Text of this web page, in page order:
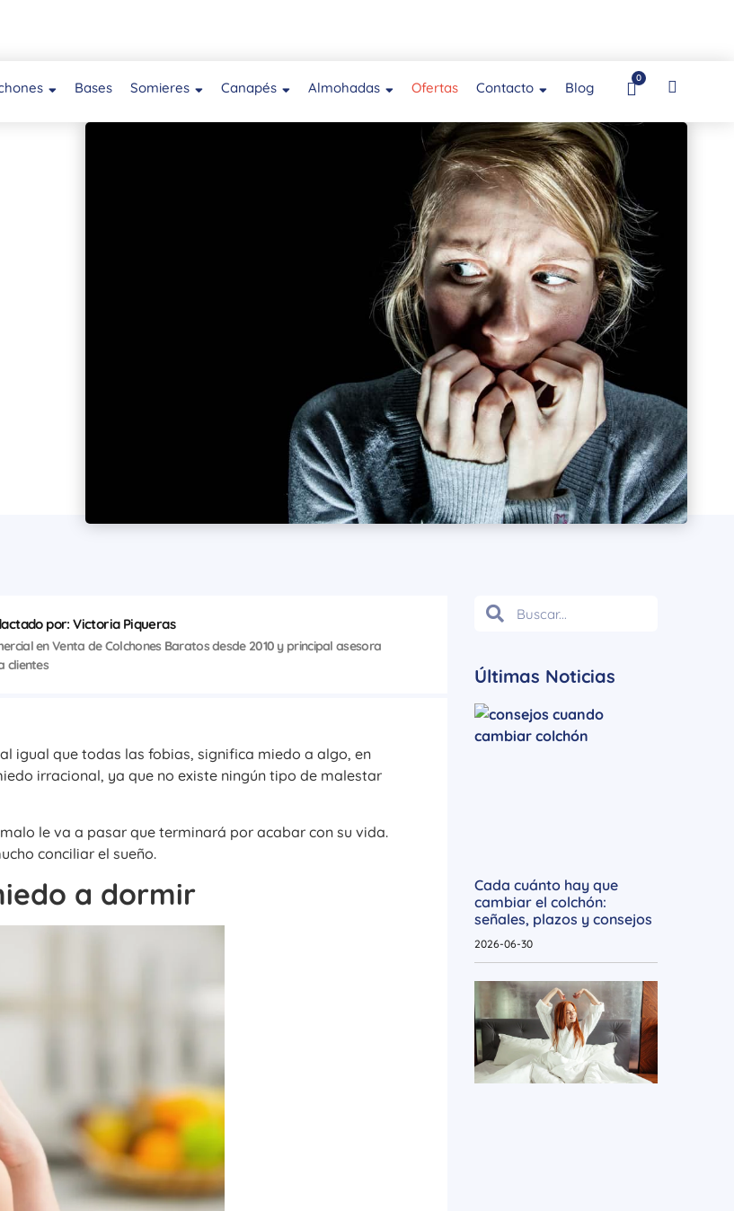
Bases Somieres Canapés Almohadas Ofertas Contacto Blog
0
por: Victoria Piqueras
en Venta de Colchones Baratos desde 2010 y principal asesora
clientes
igual que todas las fobias, significa miedo a algo, en
irracional, ya que no existe ningún tipo de malestar
le va a pasar que terminará por acabar con su vida.
conciliar el sueño.
a dormir
Últimas Noticias
Cada cuánto hay que
cambiar el colchón:
señales, plazos y consejos
2026-06-30